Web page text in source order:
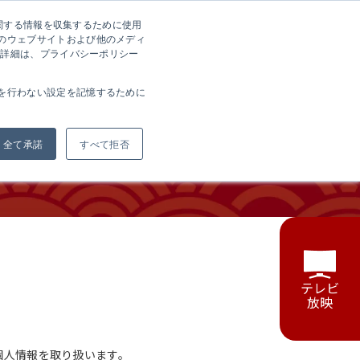
る情報を収集するために使用
ウェブサイトおよび他のメディ
細は、プライバシーポリシー
行わない設定を記憶するために
全て承諾 すべて拒否
へ 会社案内 採用情報
テレビ
放映
情報を取り扱います。